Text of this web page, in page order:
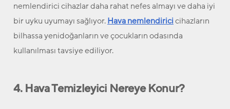
nemlendirici cihazlar daha rahat nefes almayı ve daha iyi
bir uyku uyumayı sağlıyor.Hava nemlendiricicihazların
bilhassa yenidoğanların ve çocukların odasında
kullanılması tavsiye ediliyor.
4. Hava Temizleyici Nereye Konur?